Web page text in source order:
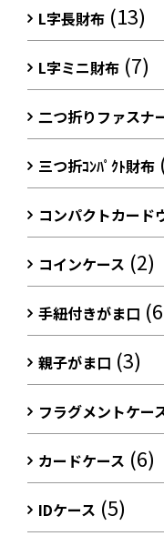
L字長財布 (13)
L字ミニ財布 (7)
二つ折りファスナ
三つ折ｺﾝﾊﾟｸﾄ財布
コンパクトカード
コインケース (2)
手紐付きがま口
親子がま口 (3)
フラグメントケー
カードケース (6)
IDケース (5)